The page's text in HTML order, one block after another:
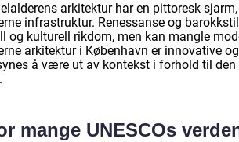
arkitektur har en pittoresk
infrastruktur. Renessanse og
og kulturell rikdom, men kan mangle
arkitektur i København er innovative
å være ut av kontekst i forhold til
mange UNESCOs